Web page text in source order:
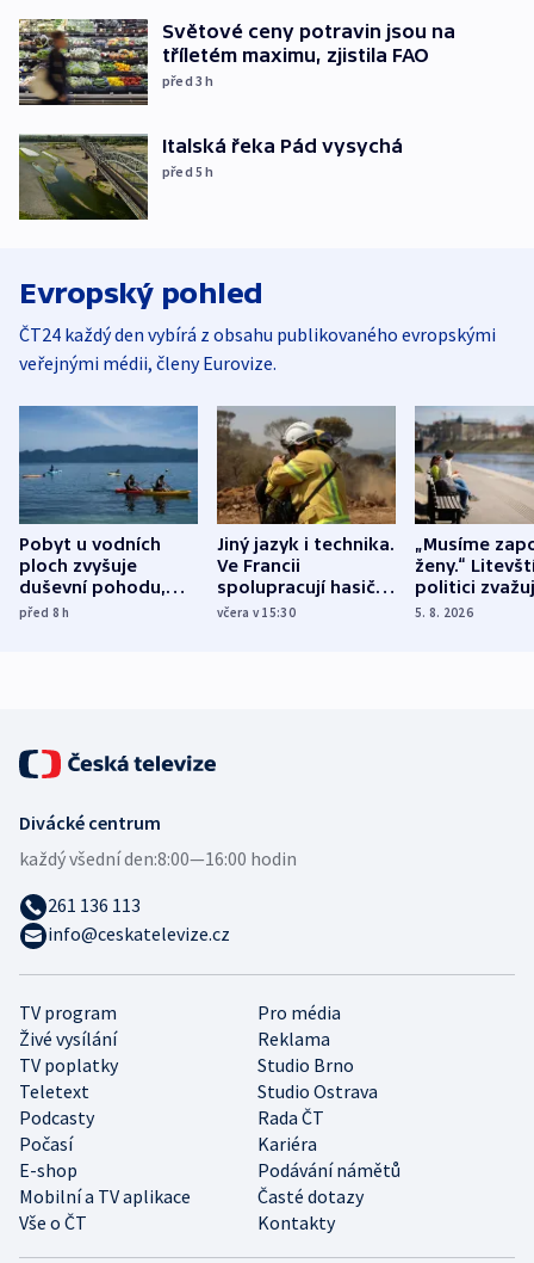
Světové ceny potravin jsou na
tříletém maximu, zjistila FAO
před 3h
Italská řeka Pád vysychá
před 5h
Evropský pohled
ČT24 každý den vybírá z obsahu publikovaného evropskými
veřejnými médii, členy Eurovize.
Pobyt u vodních
ploch zvyšuje
duševní pohodu,
ukázala
před 8h
Jiný jazyk i technika.
Ve Francii
spolupracují hasiči z
různých zemí
včera v 15:30
„Musíme
ženy.“
politici
dohodu o
5. 8. 2026
TV program
Pro média
Živé vysílání
Reklama
TV poplatky
Studio Brno
Teletext
Studio Ostrava
Podcasty
Rada ČT
Počasí
Kariéra
E-shop
Podávání námětů
Mobilní a TV aplikace
Časté dotazy
Vše o ČT
Kontakty
Divácké centrum
každý všední den:8:00—16:00 hodin
261 136 113
info@ceskatelevize.cz